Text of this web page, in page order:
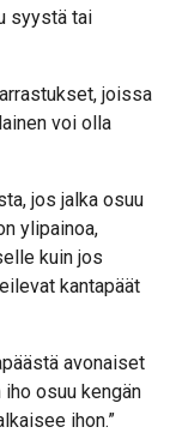
syystä tai
joissa
voi olla
jos jalka osuu
ylipainoa,
kuin jos
kantapäät
avonaiset
iho osuu kengän
ihon.”